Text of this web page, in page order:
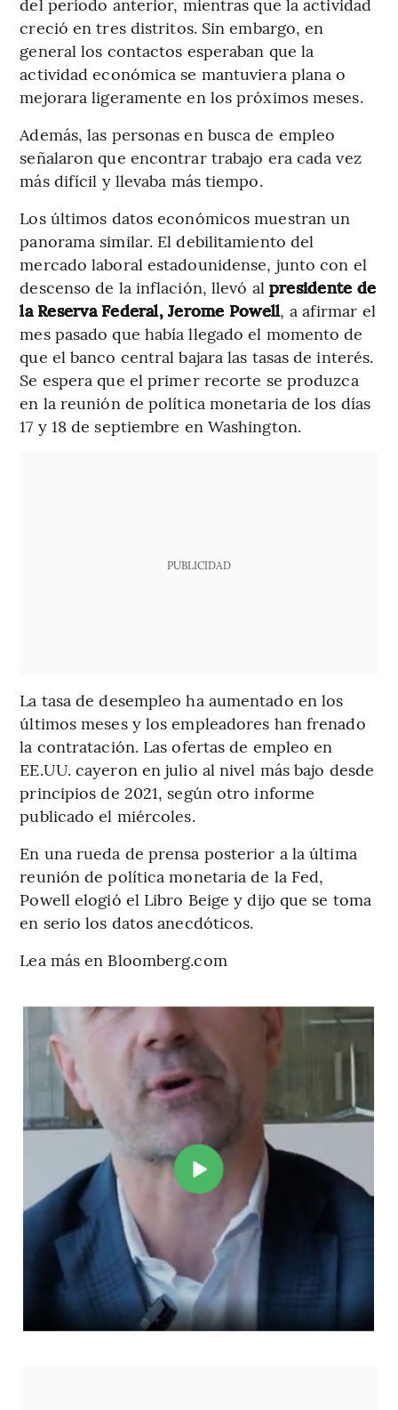
creció en tres distritos. Sin embargo, en
general los contactos esperaban que la
actividad económica se mantuviera plana o
mejorara ligeramente en los próximos meses.
Además, las personas en busca de empleo
señalaron que encontrar trabajo era cada vez
más difícil y llevaba más tiempo.
Los últimos datos económicos muestran un
panorama similar. El debilitamiento del
mercado laboral estadounidense, junto con el
descenso de la inflación, llevó al presidente de
la Reserva Federal, Jerome Powell, a afirmar el
mes pasado que había llegado el momento de
que el banco central bajara las tasas de interés.
Se espera que el primer recorte se produzca
en la reunión de política monetaria de los días
17 y 18 de septiembre en Washington.
PUBLICIDAD
La tasa de desempleo ha aumentado en los
últimos meses y los empleadores han frenado
la contratación. Las ofertas de empleo en
EE.UU. cayeron en julio al nivel más bajo desde
principios de 2021, según otro informe
publicado el miércoles.
En una rueda de prensa posterior a la última
reunión de política monetaria de la Fed,
Powell elogió el Libro Beige y dijo que se toma
en serio los datos anecdóticos.
Lea más en Bloomberg.com